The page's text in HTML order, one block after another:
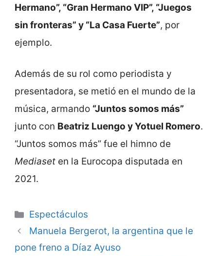
Hermano”, “Gran Hermano VIP”, “Juegos
sin fronteras” y “La Casa Fuerte”, por
ejemplo.
Además de su rol como periodista y
presentadora, se metió en el mundo de la
música, armando “Juntos somos más”
junto con Beatriz Luengo y Yotuel Romero.
“Juntos somos más” fue el himno de
Mediaset en la Eurocopa disputada en
2021.
Categorie
Espectáculos
Manuela Bergerot, la argentina que le
pone freno a Díaz Ayuso